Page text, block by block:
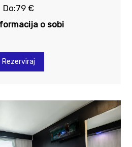
Do:79 €
o sobi
Rezerviraj